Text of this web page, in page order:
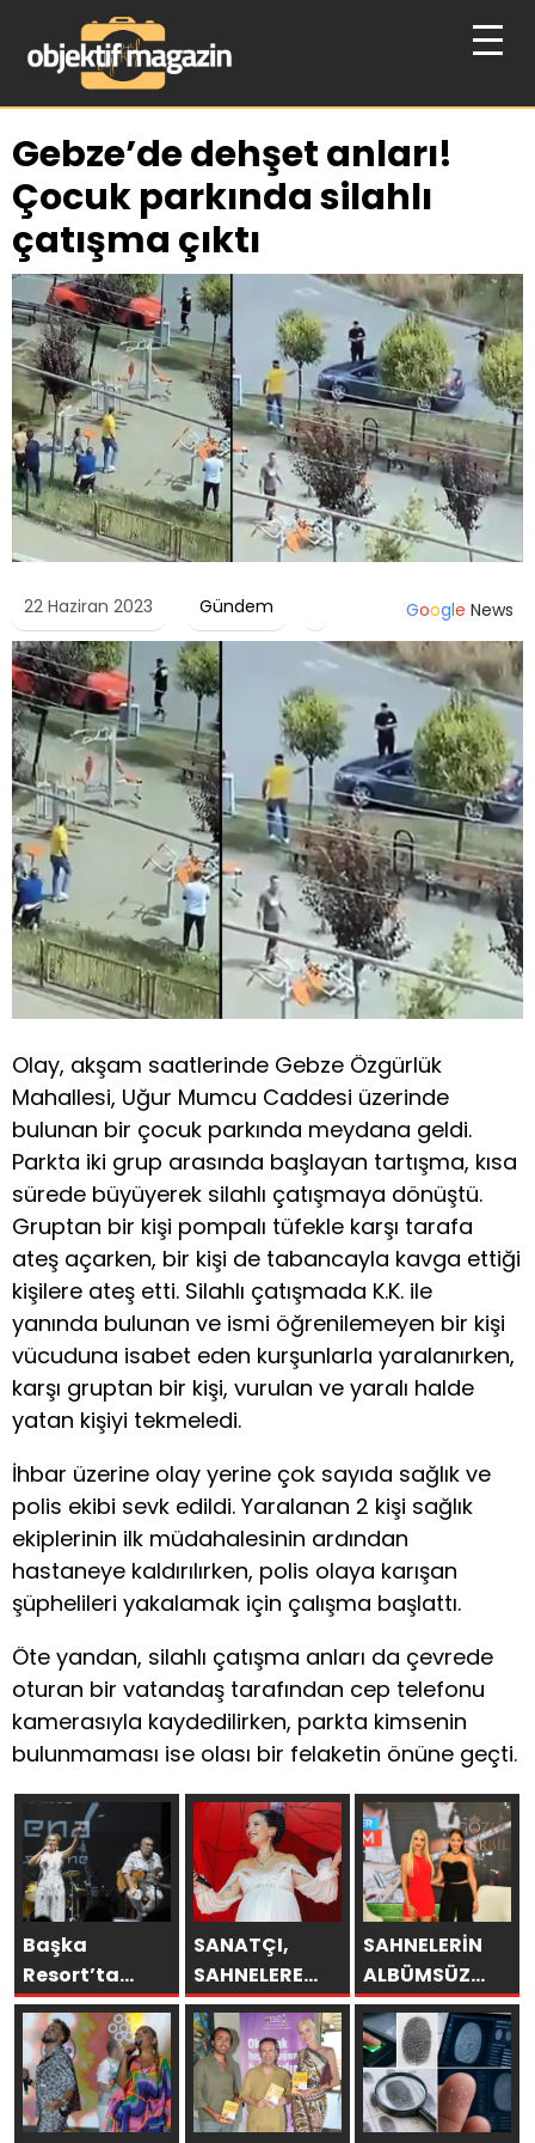
Gebze’de dehşet anları!
Çocuk parkında silahlı
çatışma çıktı
22 Haziran 2023 Gündem Google News
Olay, akşam saatlerinde Gebze Özgürlük
Mahallesi, Uğur Mumcu Caddesi üzerinde
bulunan bir çocuk parkında meydana geldi.
Parkta iki grup arasında başlayan tartışma, kısa
sürede büyüyerek silahlı çatışmaya dönüştü.
Gruptan bir kişi pompalı tüfekle karşı tarafa
ateş açarken, bir kişi de tabancayla kavga ettiği
kişilere ateş etti. Silahlı çatışmada K.K. ile
yanında bulunan ve ismi öğrenilemeyen bir kişi
vücuduna isabet eden kurşunlarla yaralanırken,
karşı gruptan bir kişi, vurulan ve yaralı halde
yatan kişiyi tekmeledi.
İhbar üzerine olay yerine çok sayıda sağlık ve
polis ekibi sevk edildi. Yaralanan 2 kişi sağlık
ekiplerinin ilk müdahalesinin ardından
hastaneye kaldırılırken, polis olaya karışan
şüphelileri yakalamak için çalışma başlattı.
Öte yandan, silahlı çatışma anları da çevrede
oturan bir vatandaş tarafından cep telefonu
kamerasıyla kaydedilirken, parkta kimsenin
bulunmaması ise olası bir felaketin önüne geçti.
Başka
Resort’ta
Unutulmaz
Gece Özülkü
Çifti
Bodrum’u
Büyüledi
SANATÇI,
SAHNELERE
VERECEĞİ KISA
BİR MOLA
ÖNCESİ 13
AĞUSTOS’TA
SON KEZ
SAHNELERİN
ALBÜMSÜZ
ASSOLİSTİ
GÖZDE
DEMİRBİLEK,
NR1
MAGAZİN’DE: